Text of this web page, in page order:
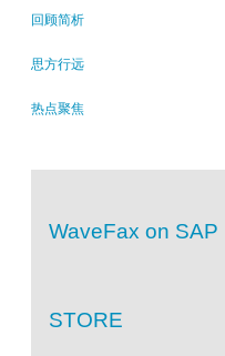
回顾简析
思方行远
热点聚焦
WaveFax on SAP
STORE